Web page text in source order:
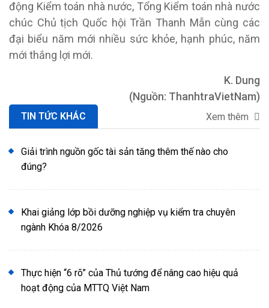
động Kiểm toán nhà nước, Tổng Kiểm toán nhà nước
chúc Chủ tịch Quốc hội Trần Thanh Mẫn cùng các
đại biểu năm mới nhiều sức khỏe, hạnh phúc, năm
mới thắng lợi mới.
K. Dung
(Nguồn: ThanhtraVietNam)
TIN TỨC KHÁC Xem thêm
Giải trình nguồn gốc tài sản tăng thêm thế nào cho
đúng?
Khai giảng lớp bồi dưỡng nghiệp vụ kiểm tra chuyên
ngành Khóa 8/2026
Thực hiện “6 rõ” của Thủ tướng để nâng cao hiệu quả
hoạt động của MTTQ Việt Nam